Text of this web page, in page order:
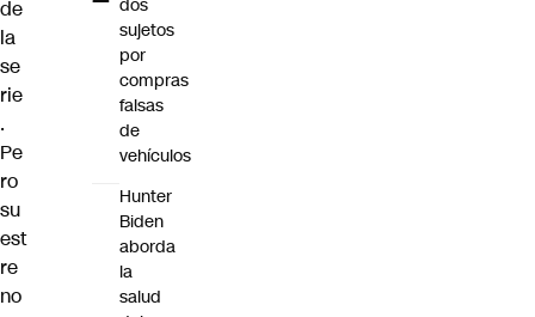
de
la
se
rie
.
Pe
ro
su
est
re
no
dos
sujetos
por
compras
falsas
de
vehículos
Hunter
Biden
aborda
la
salud